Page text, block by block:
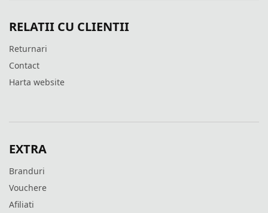
RELATII CU CLIENTII
Returnari
Contact
Harta website
EXTRA
Branduri
Vouchere
Afiliati